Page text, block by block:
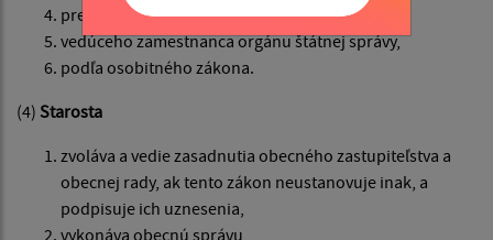
predsedu samosprávneho kraja,
vedúceho zamestnanca orgánu štátnej správy,
podľa osobitného zákona.
(4) Starosta
zvoláva a vedie zasadnutia obecného zastupiteľstva a
obecnej rady, ak tento zákon neustanovuje inak, a
podpisuje ich uznesenia,
vykonáva obecnú správu,